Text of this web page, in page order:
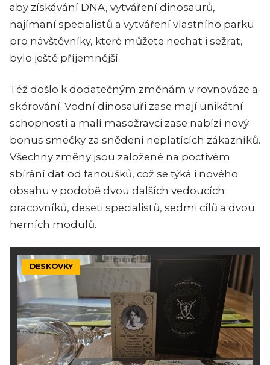
aby získávání DNA, vytváření dinosaurů,
najímaní specialistů a vytváření vlastního parku
pro návštěvníky, které můžete nechat i sežrat,
bylo ještě příjemnější.
Též došlo k dodatečným změnám v rovnováze a
skórování. Vodní dinosauři zase mají unikátní
schopnosti a malí masožravci zase nabízí nový
bonus smečky za snědení neplatících zákazníků.
Všechny změny jsou založené na poctivém
sbírání dat od fanoušků, což se týká i nového
obsahu v podobě dvou dalších vedoucích
pracovníků, deseti specialistů, sedmi cílů a dvou
herních modulů.
DESKOVKY